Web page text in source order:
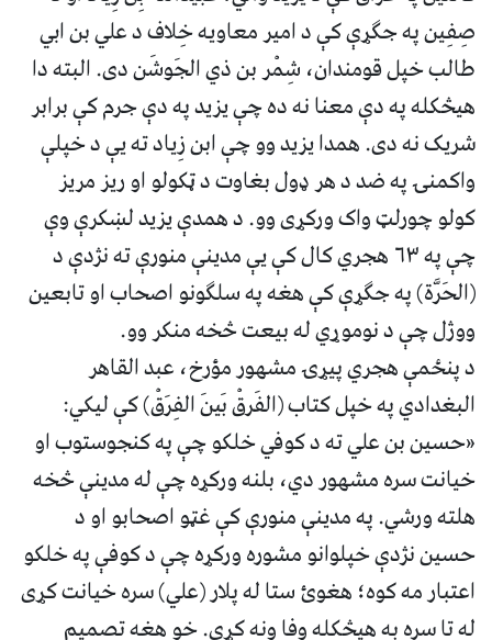
صِفِین په جګړې کې د امیر معاویه خِلاف د علي بن ابي
طالب خپل قومندان، شِمْر بن ذي الجَوشَن دی. البته دا
هیڅکله په دې معنا نه ده چې یزید په دې جرم کې برابر
شریک نه دی. همدا یزید وو چې ابن زِیاد ته یې د خپلې
واکمنۍ په ضد د هر ډول بغاوت د ټکولو او ریز مریز
کولو چورلټ واک ورکړی وو. د همدې یزید لښکرې وې
چې په ۶۳ هجري کال کې یې مدینې منورې ته نژدې د
(الحَرَّة) په جګړې کې هغه په سلګونو اصحاب او تابعین
ووژل چې د نوموړي له بیعت څخه منکر وو.
د پنځمې هجري پیړۍ مشهور مؤرخ، عبد القاهر
البغدادي په خپل کتاب (الفَرقْ بَينَ الفِرَقْ) کې لیکي:
«حسین بن علي ته د کوفي خلکو چې په کنجوستوب او
خیانت سره مشهور دي، بلنه ورکړه چې له مدینې څخه
هلته ورشي. په مدینې منورې کې غټو اصحابو او د
حسین نژدې خپلوانو مشوره ورکړه چې د کوفې په خلکو
اعتبار مه کوه؛ هغوئ ستا له پلار (علي) سره خیانت کړی
له تا سره به هیڅکله وفا ونه کړي. خو هغه تصمیم